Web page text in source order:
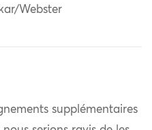
Webster
supplémentaires